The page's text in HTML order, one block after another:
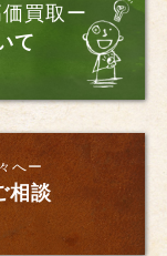
買取ー
て
へー
相談